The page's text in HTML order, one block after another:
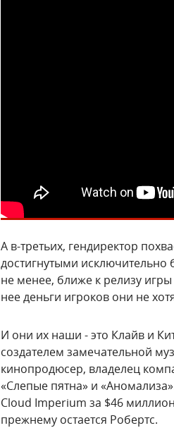
А в-третьих, гендиректор
достигнутыми
не менее, ближе к релизу
нее деньги игроков они не
И они их наши - это Клайв и
создателем замечательной
кинопродюсер, владелец
«Слепые пятна» и
Cloud Imperium за $46
прежнему остается Робертс.